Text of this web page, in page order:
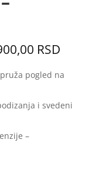
RSDРаспон
од
до
pogled na
i svedeni
–